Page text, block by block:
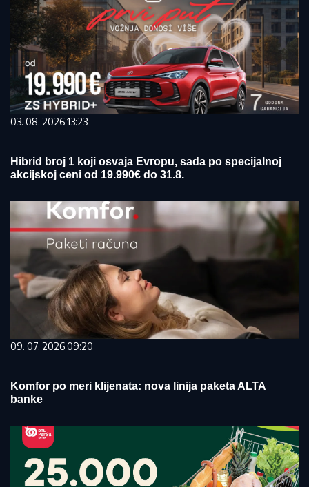
03. 08. 2026 13:23
Hibrid broj 1 koji osvaja Evropu, sada po specijalnoj
akcijskoj ceni od 19.990€ do 31.8.
09. 07. 2026 09:20
Komfor po meri klijenata: nova linija paketa ALTA
banke